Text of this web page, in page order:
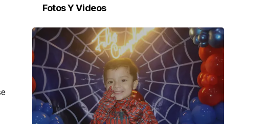
Fotos Y Videos